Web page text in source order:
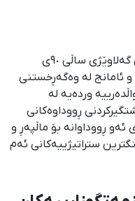
ئاژانسی هەواڵدەریی کوردستان، لە ١ی گەلاوێژی ساڵی ٩٠ی
ئامانج لە وەگەڕخستنی
وردەیە لە
ڕووداوەكانی
ڕووداوانە بۆ ماڵپەڕ و
ستراتیژییەكانی ئەم